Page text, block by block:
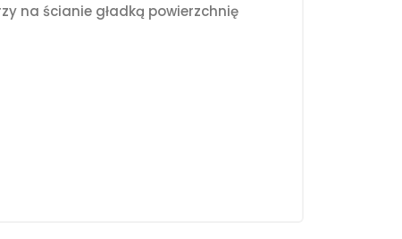
na ścianie gładką powierzchnię